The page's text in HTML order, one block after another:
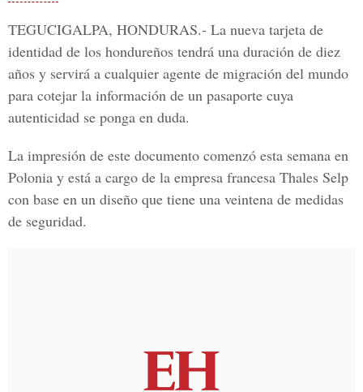
TEGUCIGALPA, HONDURAS.- La nueva tarjeta de
identidad de los hondureños tendrá una duración de diez
años y servirá a cualquier agente de migración del mundo
para cotejar la información de un pasaporte cuya
autenticidad se ponga en duda.
La impresión de este documento comenzó esta semana en
Polonia y está a cargo de la empresa francesa Thales Selp
con base en un diseño que tiene una veintena de medidas
de seguridad.